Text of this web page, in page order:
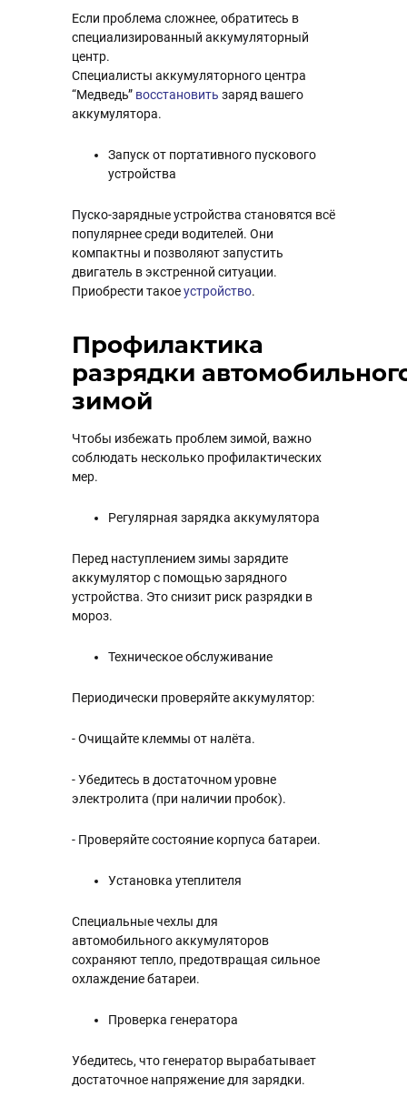
Если проблема сложнее, обратитесь в
специализированный аккумуляторный
центр.
Специалисты аккумуляторного центра
“Медведь” восстановить заряд вашего
аккумулятора.
Запуск от портативного пускового
устройства
Пуско-зарядные устройства становятся всё
популярнее среди водителей. Они
компактны и позволяют запустить
двигатель в экстренной ситуации.
Приобрести такоеустройство.
Профилактика
разрядки
зимой
Чтобы избежать проблем зимой, важно
соблюдать несколько профилактических
мер.
Регулярная зарядка аккумулятора
Перед наступлением зимы зарядите
аккумулятор с помощью зарядного
устройства. Это снизит риск разрядки в
мороз.
Техническое обслуживание
Периодически проверяйте аккумулятор:
- Очищайте клеммы от налёта.
- Убедитесь в достаточном уровне
электролита (при наличии пробок).
- Проверяйте состояние корпуса батареи.
Установка утеплителя
Специальные чехлы для
автомобильного аккумуляторов
сохраняют тепло, предотвращая сильное
охлаждение батареи.
Проверка генератора
Убедитесь, что генератор вырабатывает
достаточное напряжение для зарядки.